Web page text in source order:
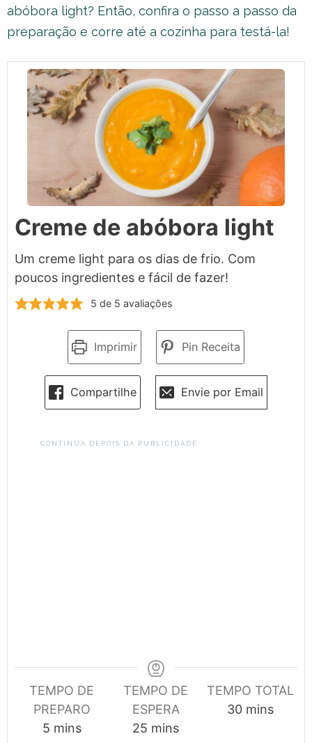
abóbora light? Então, confira o passo a passo da
preparação e corre até a cozinha para testá-la!
Creme de abóbora light
Um creme light para os dias de frio. Com
poucos ingredientes e fácil de fazer!
5 de 5 avaliações
Imprimir Pin Receita
Compartilhe Envie por Email
CONTINUA DEPOIS DA PUBLICIDADE
TEMPO DE
PREPARO
5minutes
mins
TEMPO DE
ESPERA
25 minutes
mins
TEMPO TOTAL
30minutes
mins